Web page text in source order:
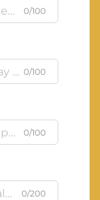
0/100
0/100
0/100
0/200